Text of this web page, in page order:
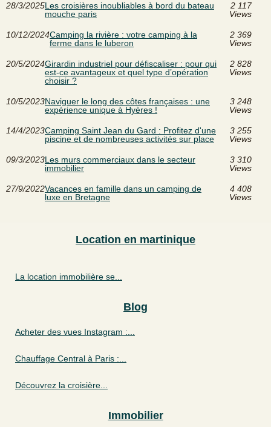
28/3/2025Les croisières inoubliables à bord du bateau
mouche paris
2 117
Views
10/12/2024Camping la rivière : votre camping à la
ferme dans le luberon
2 369
Views
20/5/2024Girardin industriel pour défiscaliser : pour qui
est-ce avantageux et quel type d’opération
choisir ?
2 828
Views
10/5/2023Naviguer le long des côtes françaises : une
expérience unique à Hyères !
3 248
Views
14/4/2023Camping Saint Jean du Gard : Profitez d'une
piscine et de nombreuses activités sur place
3 255
Views
09/3/2023Les murs commerciaux dans le secteur
immobilier
3 310
Views
27/9/2022Vacances en famille dans un camping de
luxe en Bretagne
4 408
Views
Location en martinique
La location immobilière se...
Blog
Acheter des vues Instagram :...
Chauffage Central à Paris :...
Découvrez la croisière...
Immobilier